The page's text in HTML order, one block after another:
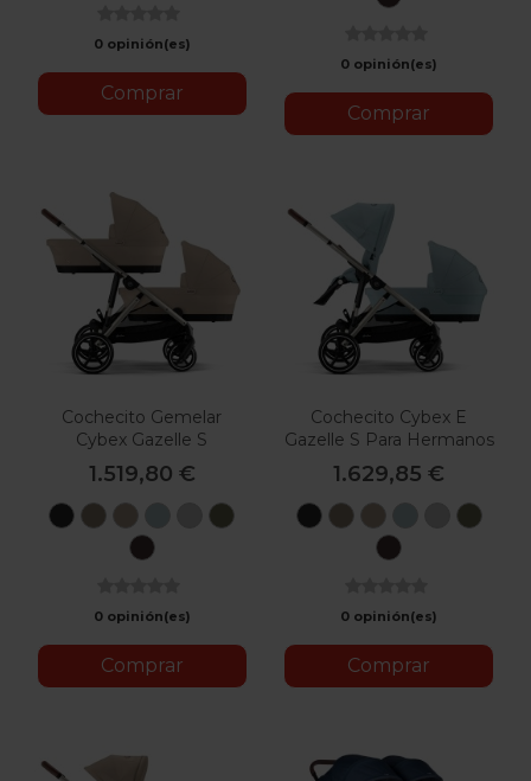
0 opinión(es)
Comprar
0 opinión(es)
Comprar
Cochecito Gemelar
Cybex Gazelle S
1.519,80 €
MoonSeashell
Beige
Almond
Beige
Stormy
Blue
Stone
Chocolate
0 opinión(es)
Comprar
Cochecito Cybex E
Gazelle S Para Hermanos
1.629,85 €
MoonSeashell
Beige
Almond
Beige
Stormy
Blue
Stone
0 opinión(es)
Comprar